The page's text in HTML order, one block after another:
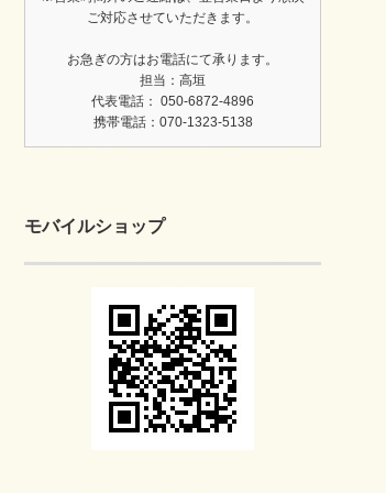
ご対応させていただきます。
お急ぎの方はお電話にて承ります。
担当：高垣
代表電話： 050-6872-4896
携帯電話：070-1323-5138
モバイルショップ